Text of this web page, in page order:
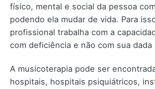
físico, mental e social da pessoa
podendo ela mudar de vida. Para
profissional trabalha com a
com deficiência e não com sua dada
A musicoterapia pode ser
hospitais, hospitais psiquiátricos,